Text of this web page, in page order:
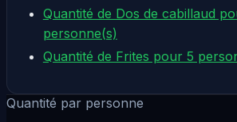
Quantité de Dos de cabillaud
personne(s)
Quantité de Frites pour 5
Quantité par personne